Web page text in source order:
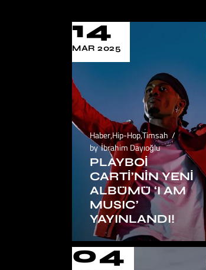
14
MAR 2025
Haber,Hip-Hop,Timsah
by İbrahim Dayıoğlu
PLAYBOI
CARTI’NIN YENI
ALBÜMÜ ‘I AM
MUSIC’
YAYINLANDI!
04